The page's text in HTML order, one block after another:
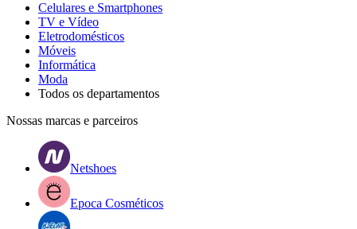
Celulares e Smartphones
TV e Vídeo
Eletrodomésticos
Móveis
Informática
Moda
Todos os departamentos
Nossas marcas e parceiros
Netshoes
Epoca Cosméticos